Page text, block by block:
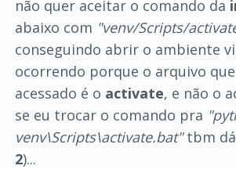
não quer aceitar o comando da
abaixo com "venv/Scripts/
conseguindo abrir o ambiente
ocorrendo porque o arquivo
acessado é o activate, e não o
se eu trocar o comando pra
venv\Scripts\activate.bat"tbm
2)...